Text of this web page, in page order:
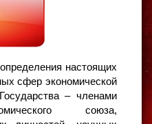
настоящих
сфер экономической
– членами
союза,